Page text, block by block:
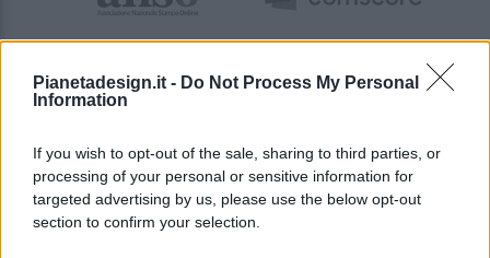
Pianetadesign.it - Do Not Process My Personal
Information
If you wish to opt-out of the sale, sharing to third parties, or
processing of your personal or sensitive information for
targeted advertising by us, please use the below opt-out
section to confirm your selection.
© 2026 - Pianeta Design - P.IVA 04827280654 - Testata
Registrata Al Tribunale Di Nocera Inferiore N. 8/2020 - RG N.